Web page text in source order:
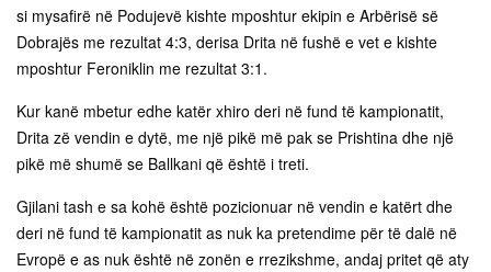
si mysafirë në Podujevë kishte mposhtur ekipin e Arbërisë së
Dobrajës me rezultat 4:3, derisa Drita në fushë e vet e kishte
mposhtur Feroniklin me rezultat 3:1.
Kur kanë mbetur edhe katër xhiro deri në fund të kampionatit,
Drita zë vendin e dytë, me një pikë më pak se Prishtina dhe një
pikë më shumë se Ballkani që është i treti.
Gjilani tash e sa kohë është pozicionuar në vendin e katërt dhe
deri në fund të kampionatit as nuk ka pretendime për të dalë në
Evropë e as nuk është në zonën e rrezikshme, andaj pritet që aty